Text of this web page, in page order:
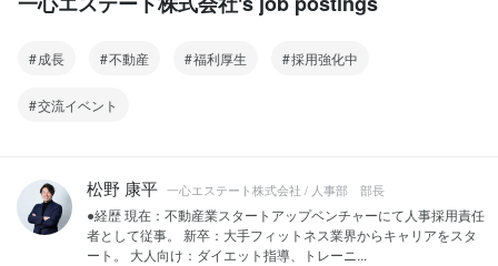
成長 不動産 福利厚生 採用強化中
交流イベント
松野 康平 一心エステート株式会社 / 人事部 部長
●経歴 現在：不動産業スタートアップベンチャーにて人事採用責任
者として従事。 新卒：大手フィットネス業界からキャリアをスタ
ート。 大人向け：ダイエット指導、トレーニ...